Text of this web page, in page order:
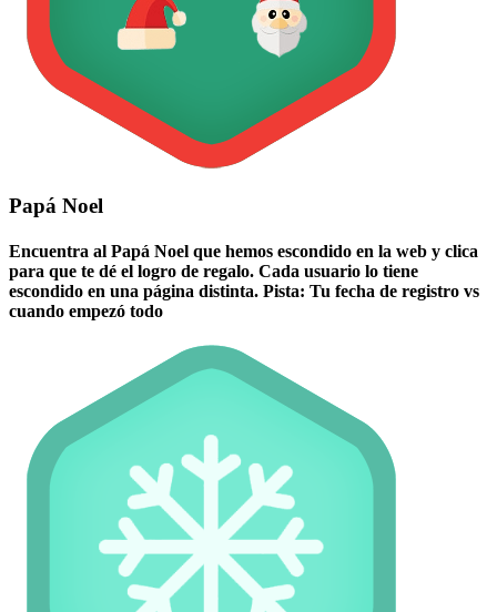
Papá Noel
Encuentra al Papá Noel que hemos escondido en la web y clica
para que te dé el logro de regalo. Cada usuario lo tiene
escondido en una página distinta. Pista: Tu fecha de registro vs
cuando empezó todo